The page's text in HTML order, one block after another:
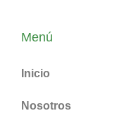
Menú
Inicio
Nosotros